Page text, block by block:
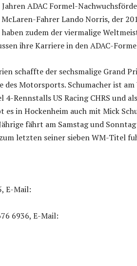
ADAC Formel-
Fahrer Lando Norris, der
zudem der viermalige
ihre Karriere in den ADAC-
schaffte der sechsmalige Grand
des Motorsports. Schumacher ist
4-Rennstalls US Racing CHRS und
es in Hockenheim auch mit Mick
fährt am Samstag und
letzten seiner sieben WM-Titel
E-Mail:
6936, E-Mail: